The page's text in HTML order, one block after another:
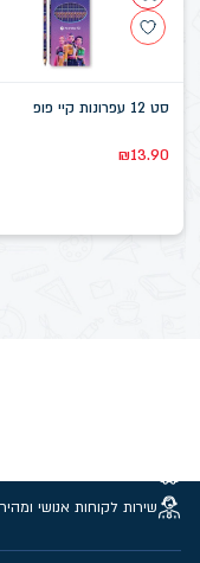
סט 12 עפרונות קיי פופ
₪13.90
שירות לקוחות אנושי ומהיר